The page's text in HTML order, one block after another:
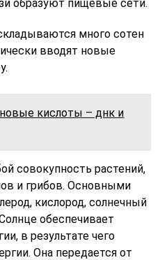
образуют пищевые сети.
много сотен
вводят новые
кислоты – днк и
совокупность растений,
и грибов. Основными
кислород, солнечный
обеспечивает
в результате чего
Она передается от